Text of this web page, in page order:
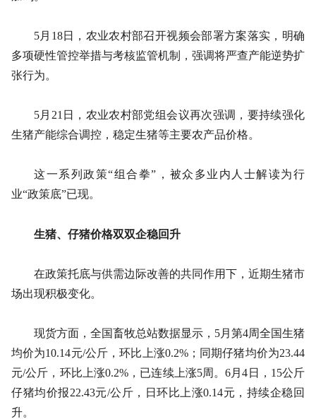
5月18日，农业农村部召开视频会部署方案落实，明确
多项硬性管控举措与考核监管机制，强调将严查产能逆势扩
张行为。
5月21日，农业农村部党组会议再次强调，要持续强化
生猪产能综合调控，稳定生猪等主要农产品价格。
这一系列政策“组合拳”，被众多业内人士解读为行
业“政策底”已现。
生猪、仔猪价格双双企稳回升
在政策托底与供需边际改善的共同作用下，近期生猪市
场出现积极变化。
现货方面，全国畜牧总站数据显示，5月第4周全国生猪
均价为10.14元/公斤，环比上涨0.2%；同期仔猪均价为23.44
元/公斤，环比上涨0.2%，已连续上涨5周。6月4日，15公斤
仔猪均价报22.43元/公斤，日环比上涨0.14元，持续企稳回
升。